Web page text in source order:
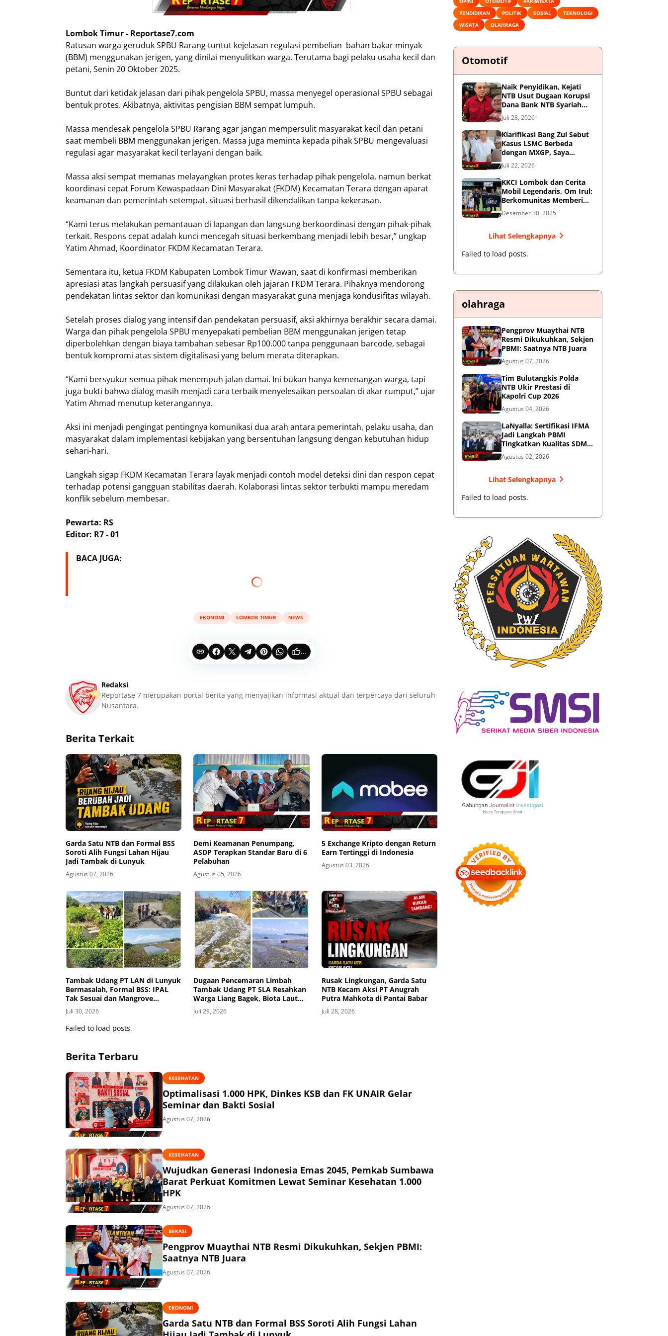
Lombok Timur - Reportase7.com
Ratusan warga geruduk SPBU Rarang tuntut kejelasan regulasi pembelian bahan bakar minyak
(BBM) menggunakan jerigen, yang dinilai menyulitkan warga. Terutama bagi pelaku usaha kecil dan
petani, Senin 20 Oktober 2025.
Buntut dari ketidak jelasan dari pihak pengelola SPBU, massa menyegel operasional SPBU sebagai
bentuk protes. Akibatnya, aktivitas pengisian BBM sempat lumpuh.
Massa mendesak pengelola SPBU Rarang agar jangan mempersulit masyarakat kecil dan petani
saat membeli BBM menggunakan jerigen. Massa juga meminta kepada pihak SPBU mengevaluasi
regulasi agar masyarakat kecil terlayani dengan baik.
Massa aksi sempat memanas melayangkan protes keras terhadap pihak pengelola, namun berkat
koordinasi cepat Forum Kewaspadaan Dini Masyarakat (FKDM) Kecamatan Terara dengan aparat
keamanan dan pemerintah setempat, situasi berhasil dikendalikan tanpa kekerasan.
“Kami terus melakukan pemantauan di lapangan dan langsung berkoordinasi dengan pihak-pihak
terkait. Respons cepat adalah kunci mencegah situasi berkembang menjadi lebih besar,” ungkap
Yatim Ahmad, Koordinator FKDM Kecamatan Terara.
Sementara itu, ketua FKDM Kabupaten Lombok Timur Wawan, saat di konfirmasi memberikan
apresiasi atas langkah persuasif yang dilakukan oleh jajaran FKDM Terara. Pihaknya mendorong
pendekatan lintas sektor dan komunikasi dengan masyarakat guna menjaga kondusifitas wilayah.
Setelah proses dialog yang intensif dan pendekatan persuasif, aksi akhirnya berakhir secara damai.
Warga dan pihak pengelola SPBU menyepakati pembelian BBM menggunakan jerigen tetap
diperbolehkan dengan biaya tambahan sebesar Rp100.000 tanpa penggunaan barcode, sebagai
bentuk kompromi atas sistem digitalisasi yang belum merata diterapkan.
“Kami bersyukur semua pihak menempuh jalan damai. Ini bukan hanya kemenangan warga, tapi
juga bukti bahwa dialog masih menjadi cara terbaik menyelesaikan persoalan di akar rumput,” ujar
Yatim Ahmad menutup keterangannya.
Aksi ini menjadi pengingat pentingnya komunikasi dua arah antara pemerintah, pelaku usaha, dan
masyarakat dalam implementasi kebijakan yang bersentuhan langsung dengan kebutuhan hidup
sehari-hari.
Langkah sigap FKDM Kecamatan Terara layak menjadi contoh model deteksi dini dan respon cepat
terhadap potensi gangguan stabilitas daerah. Kolaborasi lintas sektor terbukti mampu meredam
konflik sebelum membesar.
Pewarta: RS
Editor: R7 - 01
BACA JUGA:
EKONOMI LOMBOK TIMUR NEWS
...
Redaksi
Reportase 7 merupakan portal berita yang menyajikan informasi aktual dan terpercaya dari seluruh
Nusantara.
Berita Terkait
Garda Satu NTB dan Formal BSS
Soroti Alih Fungsi Lahan Hijau
Jadi Tambak di Lunyuk
Agustus 07, 2026
Demi Keamanan Penumpang,
ASDP Terapkan Standar Baru di 6
Pelabuhan
Agustus 05, 2026
5 Exchange Kripto dengan Return
Earn Tertinggi di Indonesia
Agustus 03, 2026
Tambak Udang PT LAN di Lunyuk
Bermasalah, Formal BSS: IPAL
Tak Sesuai dan Mangrove
Dibabat
Juli 30, 2026
Dugaan Pencemaran Limbah
Tambak Udang PT SLA Resahkan
Warga Liang Bagek, Biota Laut
Mati, Anak-Anak Alami Gatal-
Gatal
Juli 29, 2026
Rusak Lingkungan, Garda Satu
NTB Kecam Aksi PT Anugrah
Putra Mahkota di Pantai Babar
Juli 28, 2026
Failed to load posts.
Berita Terbaru
KESEHATAN
Optimalisasi 1.000 HPK, Dinkes KSB dan FK UNAIR Gelar
Seminar dan Bakti Sosial
Agustus 07, 2026
KESEHATAN
Wujudkan Generasi Indonesia Emas 2045, Pemkab Sumbawa
Barat Perkuat Komitmen Lewat Seminar Kesehatan 1.000
HPK
Agustus 07, 2026
BEKASI
Pengprov Muaythai NTB Resmi Dikukuhkan, Sekjen PBMI:
Saatnya NTB Juara
Agustus 07, 2026
EKONOMI
Garda Satu NTB dan Formal BSS Soroti Alih Fungsi Lahan
PENDIDIKAN
POLITIK SOSIAL
TEKNOLOGI
WISATA
OLAHRAGA
Otomotif
Naik Penyidikan, Kejati
NTB Usut Dugaan Korupsi
Dana Bank NTB Syariah
untuk MXGP 2023
Juli 28, 2026
Klarifikasi Bang Zul Sebut
Kasus LSMC Berbeda
dengan MXGP, Saya
Dipanggil Sebagai Saksi
Juli 22, 2026
KKCI Lombok dan Cerita
Mobil Legendaris, Om Irul:
Berkomunitas Memberi
Manfaat dan Membangun
Imej Positif
Desember 30, 2025
Lihat Selengkapnya
Failed to load posts.
olahraga
Pengprov Muaythai NTB
Resmi Dikukuhkan, Sekjen
PBMI: Saatnya NTB Juara
Agustus 07, 2026
Tim Bulutangkis Polda
NTB Ukir Prestasi di
Kapolri Cup 2026
Agustus 04, 2026
LaNyalla: Sertifikasi IFMA
Jadi Langkah PBMI
Tingkatkan Kualitas SDM
Muaythai
Agustus 02, 2026
Lihat Selengkapnya
Failed to load posts.